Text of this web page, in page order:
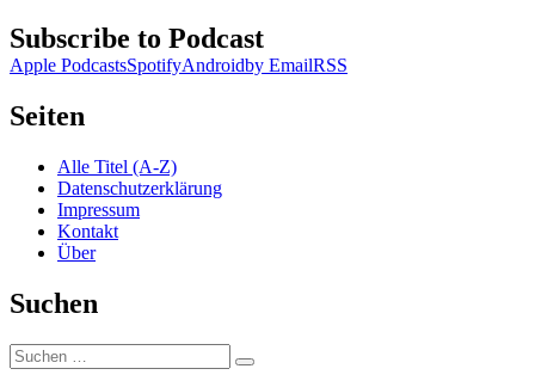
Subscribe to Podcast
Apple PodcastsSpotifyAndroidby EmailRSS
Seiten
Alle Titel (A-Z)
Datenschutzerklärung
Impressum
Kontakt
Über
Suchen
Suchen
nach:
Suchen